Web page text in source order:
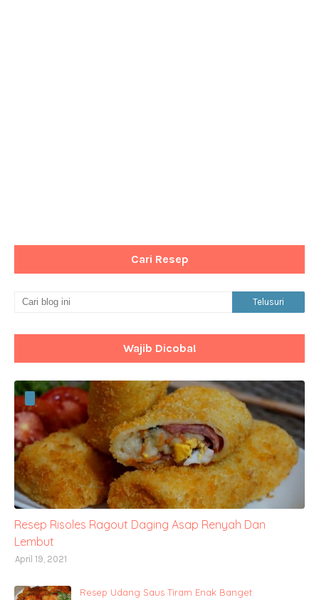
Cari Resep
Wajib Dicoba!
Resep Risoles Ragout Daging Asap Renyah Dan
Lembut
April 19, 2021
Resep Udang Saus Tiram Enak Banget